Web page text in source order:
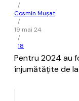
/
Cosmin Mușat
/
19 mai 24
/
18
Pentru 2024 au
înjumătăţite de